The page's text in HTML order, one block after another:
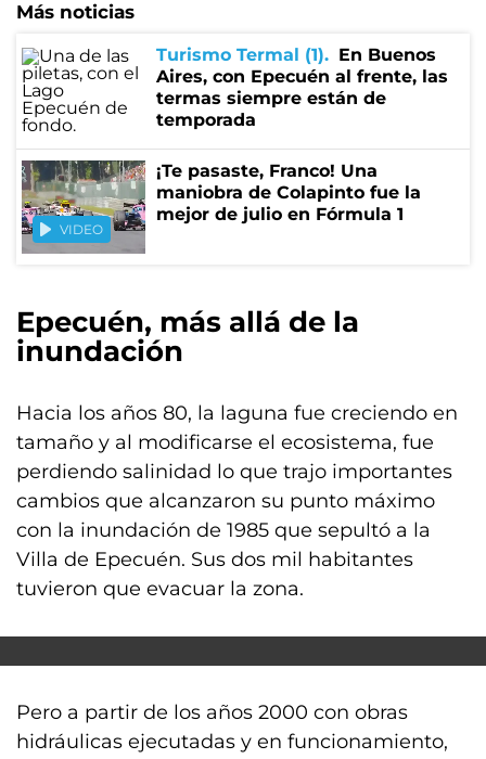
Más noticias
Turismo Termal (1)
En Buenos
Aires, con Epecuén al frente, las
termas siempre están de
temporada
VIDEO
¡Te pasaste, Franco! Una
maniobra de Colapinto fue la
mejor de julio en Fórmula 1
Epecuén, más allá de la
inundación
Hacia los años 80, la laguna fue creciendo en
tamaño y al modificarse el ecosistema, fue
perdiendo salinidad lo que trajo importantes
cambios que alcanzaron su punto máximo
con la inundación de 1985 que sepultó a la
Villa de Epecuén. Sus dos mil habitantes
tuvieron que evacuar la zona.
Pero a partir de los años 2000 con obras
hidráulicas ejecutadas y en funcionamiento,